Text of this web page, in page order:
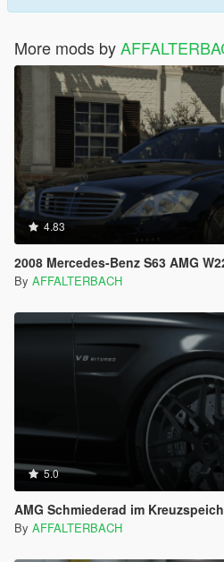
More mods by
4.83
2008 Mercedes-Benz S63 AMG
By AFFALTERBACH
5.0
AMG Schmiederad im
By AFFALTERBACH